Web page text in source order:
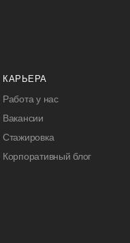
КАРЬЕРА
Работа у нас
Вакансии
Стажировка
Корпоративный блог